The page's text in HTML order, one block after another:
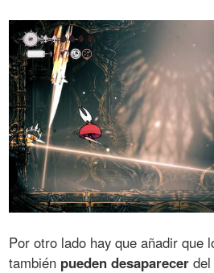
Por otro lado hay que añadir que
también pueden desaparecer